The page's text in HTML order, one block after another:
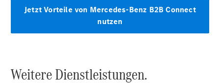
Jetzt Vorteile von Mercedes-Benz B2B Connect
nutzen
Weitere Dienstleistungen.